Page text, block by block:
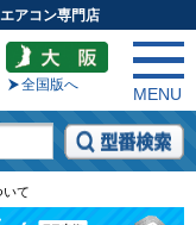
アコン専門店
全国版へ
MENU
いて